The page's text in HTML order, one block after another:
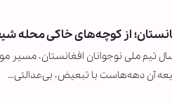
از کوچه‌های خاکی محله
تیم ملی نوجوانان افغانستان، مسیر
آن دهه‌هاست با تبعیض، بی‌عدالتی…